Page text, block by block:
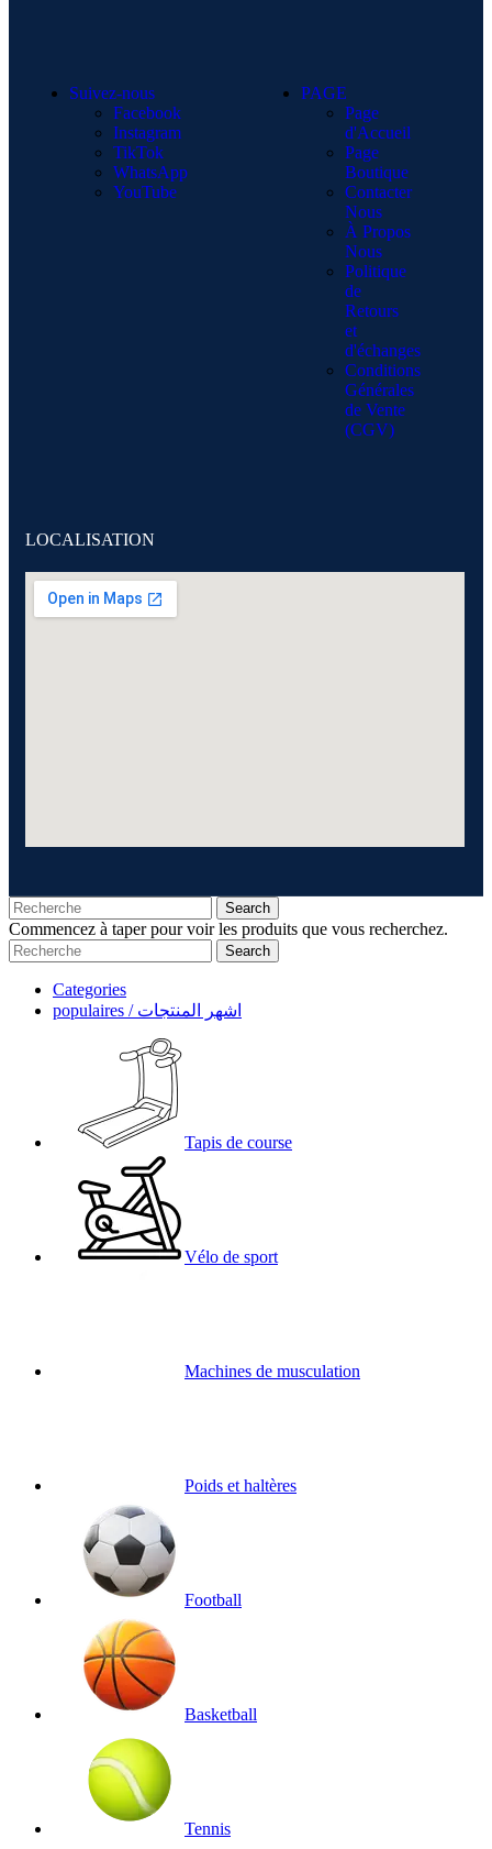
Suivez-nous
Facebook
Instagram
TikTok
WhatsApp
YouTube
PAGE
Page
d'Accueil
Page
Boutique
Contacter
Nous
À Propos
Nous
Politique
de
Retours
et
d'échanges
Conditions
Générales
de Vente
(CGV)
LOCALISATION
Search
Commencez à taper pour voir les produits que vous recherchez.
Search
Categories
populaires / اشهر المنتجات
Tapis de course
Vélo de sport
Machines de musculation
Poids et haltères
Football
Basketball
Tennis